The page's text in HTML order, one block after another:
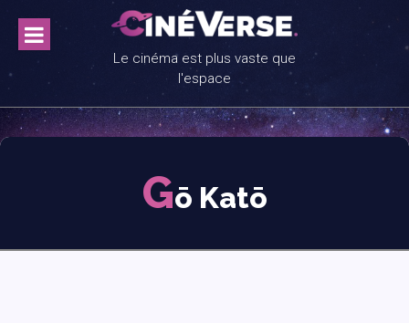
content
Le cinéma est plus vaste que
l'espace
Gō Katō